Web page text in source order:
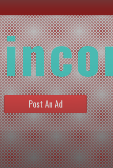
Post An Ad